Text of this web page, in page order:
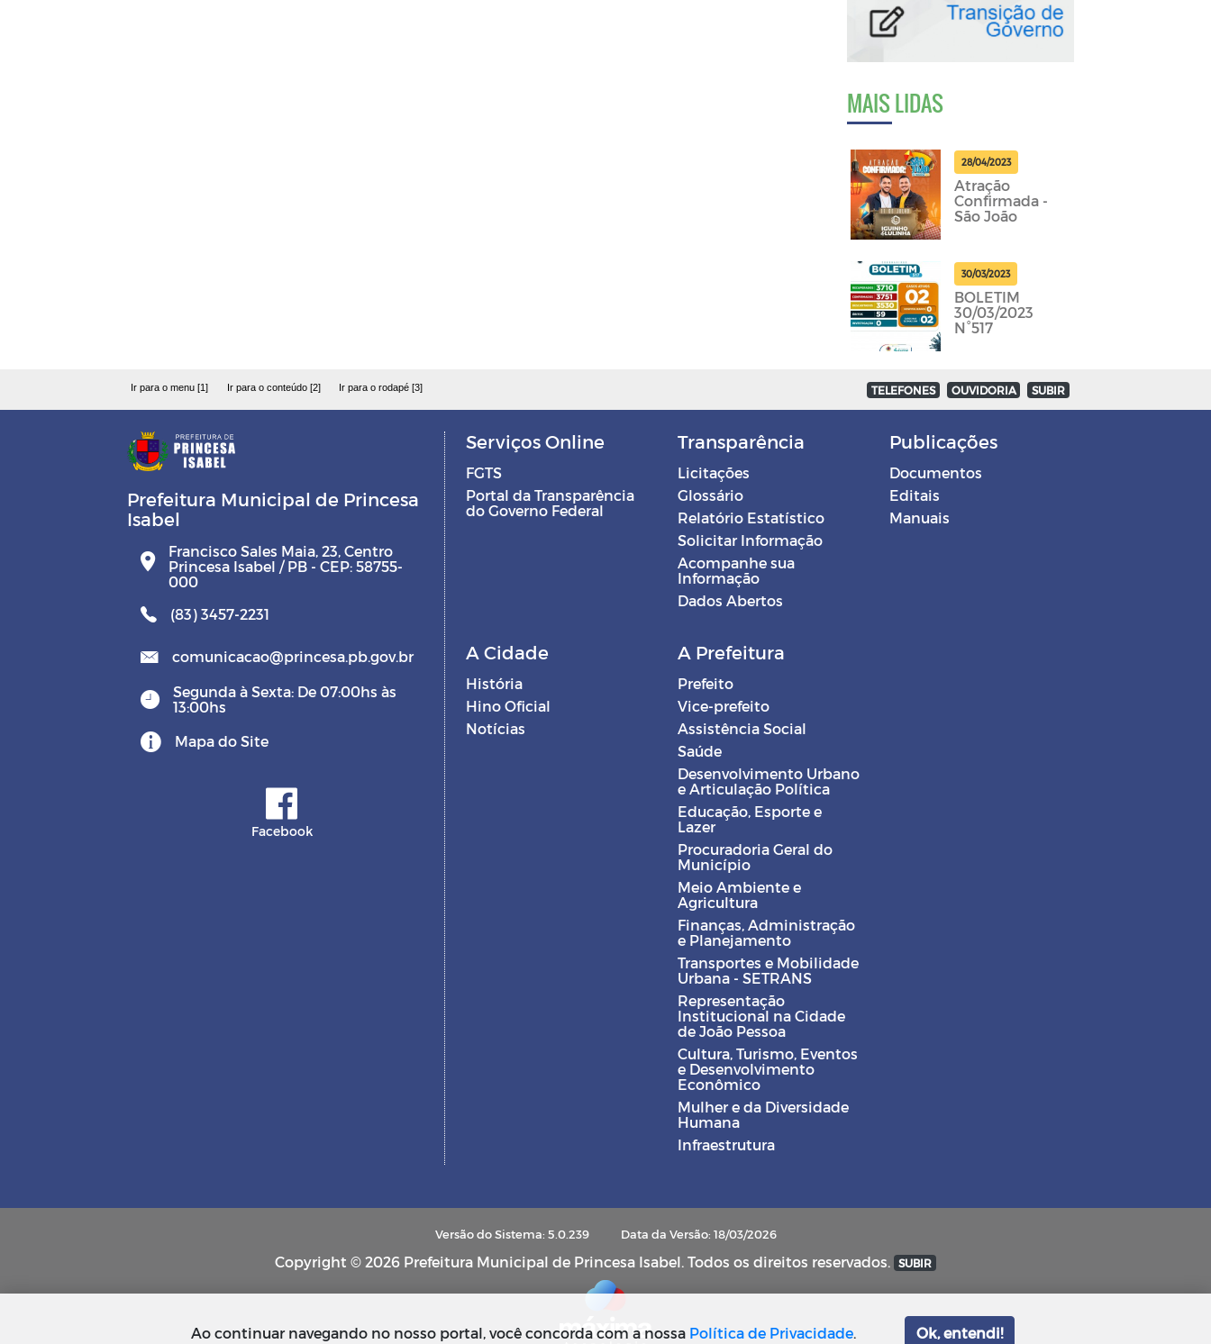
MAIS LIDAS
28/04/2023
Atração
Confirmada -
São João
30/03/2023
BOLETIM
30/03/2023
N°517
Ir para o menu [1] Ir para o conteúdo [2] Ir para o rodapé [3] TELEFONES OUVIDORIA SUBIR
Prefeitura Municipal de Princesa
Isabel
Francisco Sales Maia, 23, Centro
Princesa Isabel / PB - CEP: 58755-
000
(83) 3457-2231
comunicacao@princesa.pb.gov.br
Segunda à Sexta: De 07:00hs às
13:00hs
Mapa do Site
Facebook
Serviços Online
FGTS
Portal da Transparência
do Governo Federal
Transparência
Licitações
Glossário
Relatório Estatístico
Solicitar Informação
Acompanhe sua
Informação
Dados Abertos
Publicações
Documentos
Editais
Manuais
A Cidade
História
Hino Oficial
Notícias
A Prefeitura
Prefeito
Vice-prefeito
Assistência Social
Saúde
Desenvolvimento Urbano
e Articulação Política
Educação, Esporte e
Lazer
Procuradoria Geral do
Município
Meio Ambiente e
Agricultura
Finanças, Administração
e Planejamento
Transportes e Mobilidade
Urbana - SETRANS
Representação
Institucional na Cidade
de João Pessoa
Cultura, Turismo, Eventos
e Desenvolvimento
Econômico
Mulher e da Diversidade
Humana
Infraestrutura
Versão do Sistema: 5.0.239 Data da Versão: 18/03/2026
Copyright © 2026 Prefeitura Municipal de Princesa Isabel. Todos os direitos reservados. SUBIR
Ao continuar navegando no nosso portal, você concorda com a nossa Política de Privacidade. Ok, entendi!